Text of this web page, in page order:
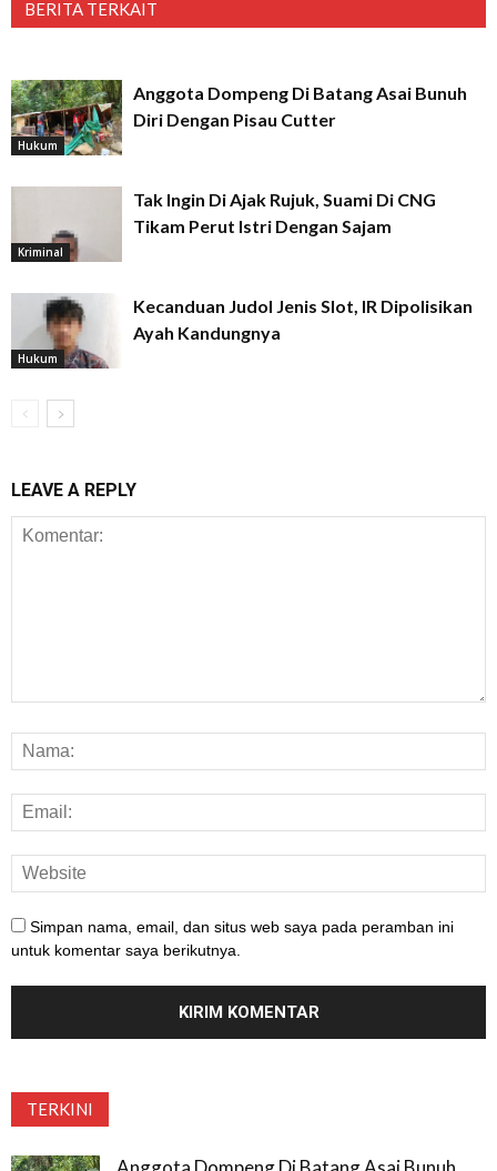
BERITA TERKAIT
Hukum
Anggota Dompeng Di Batang Asai Bunuh
Diri Dengan Pisau Cutter
Kriminal
Tak Ingin Di Ajak Rujuk, Suami Di CNG
Tikam Perut Istri Dengan Sajam
Hukum
Kecanduan Judol Jenis Slot, IR Dipolisikan
Ayah Kandungnya
LEAVE A REPLY
Simpan nama, email, dan situs web saya pada peramban ini
untuk komentar saya berikutnya.
TERKINI